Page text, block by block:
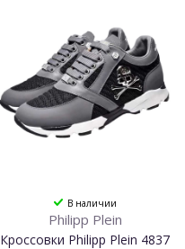
В наличии
Philipp Plein
Кроссовки Philipp Plein 4837